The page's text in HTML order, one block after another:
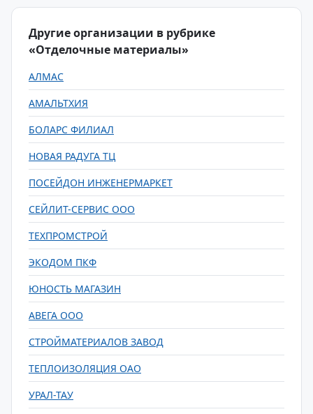
Другие организации в рубрике
«Отделочные материалы»
АЛМАС
АМАЛЬТХИЯ
БОЛАРС ФИЛИАЛ
НОВАЯ РАДУГА ТЦ
ПОСЕЙДОН ИНЖЕНЕРМАРКЕТ
СЕЙЛИТ-СЕРВИС ООО
ТЕХПРОМСТРОЙ
ЭКОДОМ ПКФ
ЮНОСТЬ МАГАЗИН
АВЕГА ООО
СТРОЙМАТЕРИАЛОВ ЗАВОД
ТЕПЛОИЗОЛЯЦИЯ ОАО
УРАЛ-ТАУ